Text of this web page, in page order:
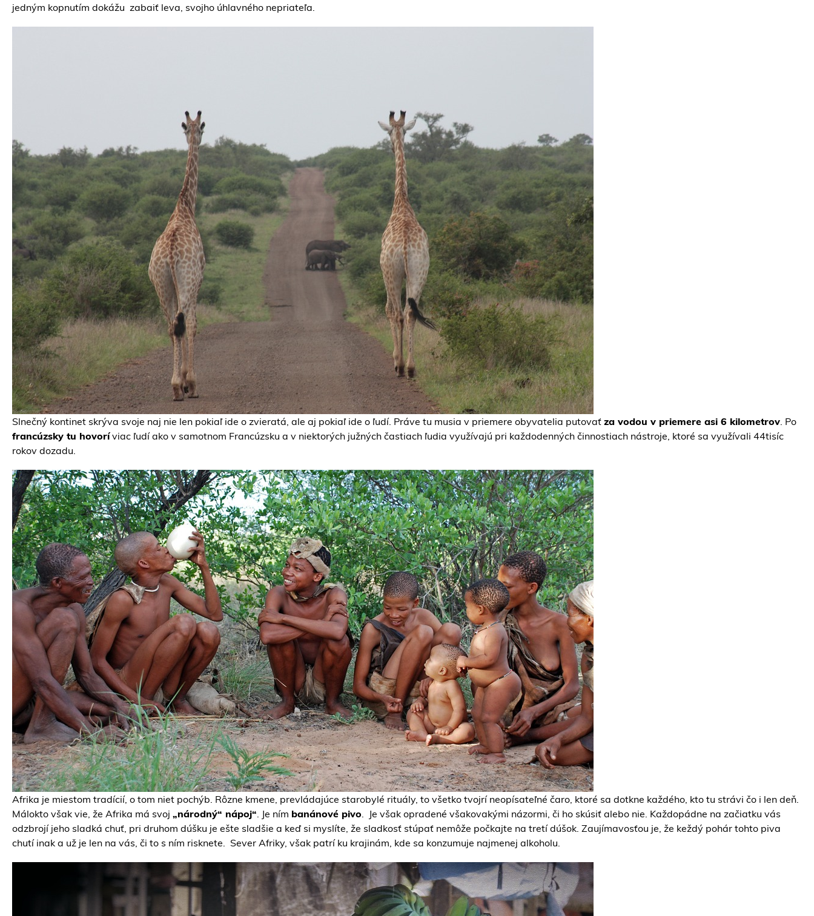
jedným kopnutím dokážu zabaiť leva, svojho úhlavného nepriateľa.
Slnečný kontinet skrýva svoje naj nie len pokiaľ ide o zvieratá, ale aj pokiaľ ide o ľudí. Práve tu musia v priemere obyvatelia putovať za vodou v priemere asi 6 kilometrov. Po
francúzsky tu hovoríviac ľudí ako v samotnom Francúzsku a v niektorých južných častiach ľudia využívajú pri každodenných činnostiach nástroje, ktoré sa využívali 44tisíc
rokov dozadu.
Afrika je miestom tradícií, o tom niet pochýb. Rôzne kmene, prevládajúce starobylé rituály, to všetko tvojrí neopísateľné čaro, ktoré sa dotkne každého, kto tu strávi čo i len deň.
Málokto však vie, že Afrika má svoj „národný“ nápoj“. Je ním banánové pivo. Je však opradené všakovakými názormi, či ho skúsiť alebo nie. Každopádne na začiatku vás
odzbrojí jeho sladká chuť, pri druhom dúšku je ešte sladšie a keď si myslíte, že sladkosť stúpať nemôže počkajte na tretí dúšok. Zaujímavosťou je, že keždý pohár tohto piva
chutí inak a už je len na vás, či to s ním risknete. Sever Afriky, však patrí ku krajinám, kde sa konzumuje najmenej alkoholu.